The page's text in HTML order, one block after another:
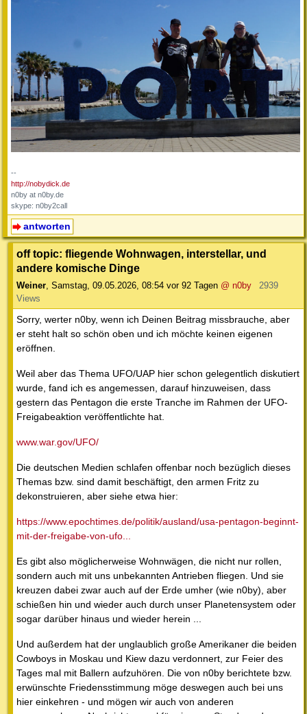
--
http://nobydick.de
n0by at n0by.de
skype: n0by2call
antworten
off topic: fliegende Wohnwagen, interstellar, und
andere komische Dinge
Weiner Samstag, 09.05.2026, 08:54 vor 92 Tagen @ n0by
2939
Views
Sorry, werter n0by, wenn ich Deinen Beitrag missbrauche, aber
er steht halt so schön oben und ich möchte keinen eigenen
eröffnen.
Weil aber das Thema UFO/UAP hier schon gelegentlich diskutiert
wurde, fand ich es angemessen, darauf hinzuweisen, dass
gestern das Pentagon die erste Tranche im Rahmen der UFO-
Freigabeaktion veröffentlichte hat.
www.war.gov/UFO/
Die deutschen Medien schlafen offenbar noch bezüglich dieses
Themas bzw. sind damit beschäftigt, den armen Fritz zu
dekonstruieren, aber siehe etwa hier:
https://www.epochtimes.de/politik/ausland/usa-pentagon-beginnt-
mit-der-freigabe-von-ufo...
Es gibt also möglicherweise Wohnwägen, die nicht nur rollen,
sondern auch mit uns unbekannten Antrieben fliegen. Und sie
kreuzen dabei zwar auch auf der Erde umher (wie n0by), aber
schießen hin und wieder auch durch unser Planetensystem oder
sogar darüber hinaus und wieder herein ...
Und außerdem hat der unglaublich große Amerikaner die beiden
Cowboys in Moskau und Kiew dazu verdonnert, zur Feier des
Tages mal mit Ballern aufzuhören. Die von n0by berichtete bzw.
erwünschte Friedensstimmung möge deswegen auch bei uns
hier einkehren - und mögen wir auch von anderen